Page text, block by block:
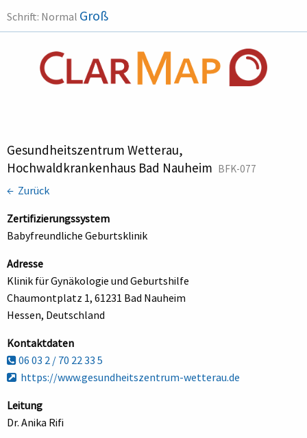
Schrift: Normal Groß
Gesundheitszentrum Wetterau,
Hochwaldkrankenhaus Bad Nauheim BFK-077
← Zurück
Zertifizierungssystem
Babyfreundliche Geburtsklinik
Adresse
Klinik für Gynäkologie und Geburtshilfe
Chaumontplatz 1, 61231 Bad Nauheim
Hessen, Deutschland
Kontaktdaten
06 03 2 / 70 22 33 5
https://www.gesundheitszentrum-wetterau.de
Leitung
Dr. Anika Rifi